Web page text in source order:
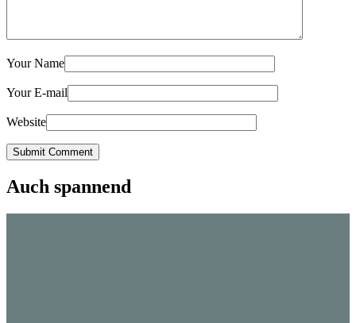
Your Name
Your E-mail
Website
Submit Comment
Auch spannend